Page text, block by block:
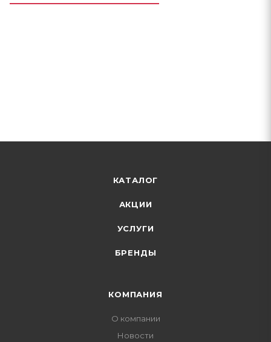
КАТАЛОГ
АКЦИИ
УСЛУГИ
БРЕНДЫ
КОМПАНИЯ
О компании
Новости